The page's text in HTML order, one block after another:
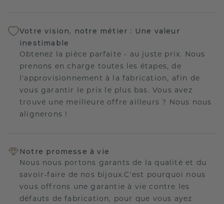
Votre vision, notre métier : Une valeur
inestimable
Obtenez la pièce parfaite - au juste prix. Nous
prenons en charge toutes les étapes, de
l'approvisionnement à la fabrication, afin de
vous garantir le prix le plus bas. Vous avez
trouvé une meilleure offre ailleurs ? Nous nous
alignerons !
Notre promesse à vie
Nous nous portons garants de la qualité et du
savoir-faire de nos bijoux.C'est pourquoi nous
vous offrons une garantie à vie contre les
défauts de fabrication, pour que vous ayez